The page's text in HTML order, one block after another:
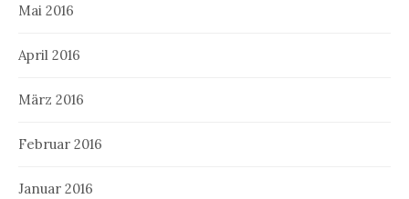
Mai 2016
April 2016
März 2016
Februar 2016
Januar 2016